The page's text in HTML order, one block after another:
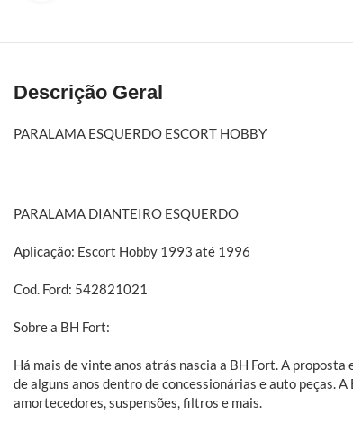
Descrição Geral
PARALAMA ESQUERDO ESCORT HOBBY
PARALAMA DIANTEIRO ESQUERDO
Aplicação: Escort Hobby 1993 até 1996
Cod. Ford: 542821021
Sobre a BH Fort:
Há mais de vinte anos atrás nascia a BH Fort. A
de alguns anos dentro de concessionárias e auto peças.
amortecedores, suspensões, filtros e mais.